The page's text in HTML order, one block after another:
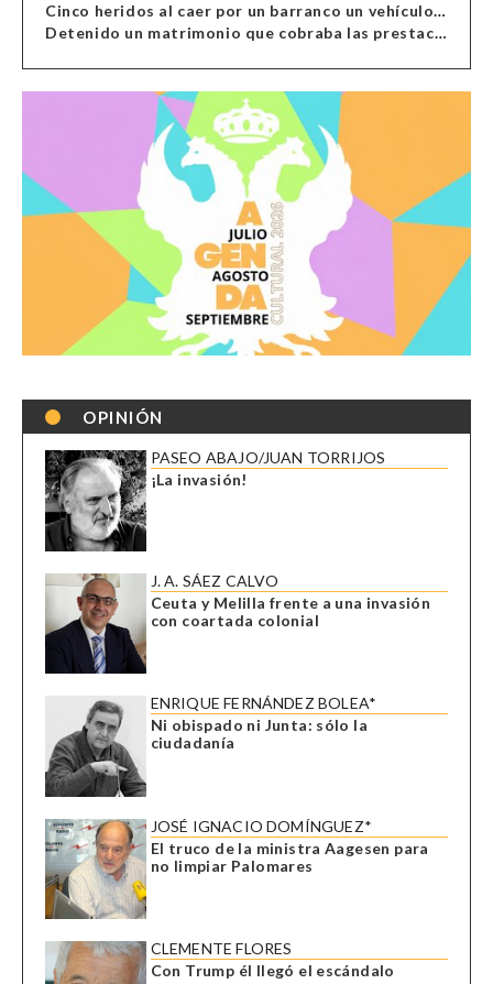
Cinco heridos al caer por un barranco un vehículo en Alcolea
Detenido un matrimonio que cobraba las prestaciones de ilegales en Almería, Granada, Málaga, Huelva y Murcia
OPINIÓN
PASEO ABAJO/JUAN TORRIJOS
¡La invasión!
J. A. SÁEZ CALVO
Ceuta y Melilla frente a una invasión
con coartada colonial
ENRIQUE FERNÁNDEZ BOLEA*
Ni obispado ni Junta: sólo la
ciudadanía
JOSÉ IGNACIO DOMÍNGUEZ*
El truco de la ministra Aagesen para
no limpiar Palomares
CLEMENTE FLORES
Con Trump él llegó el escándalo